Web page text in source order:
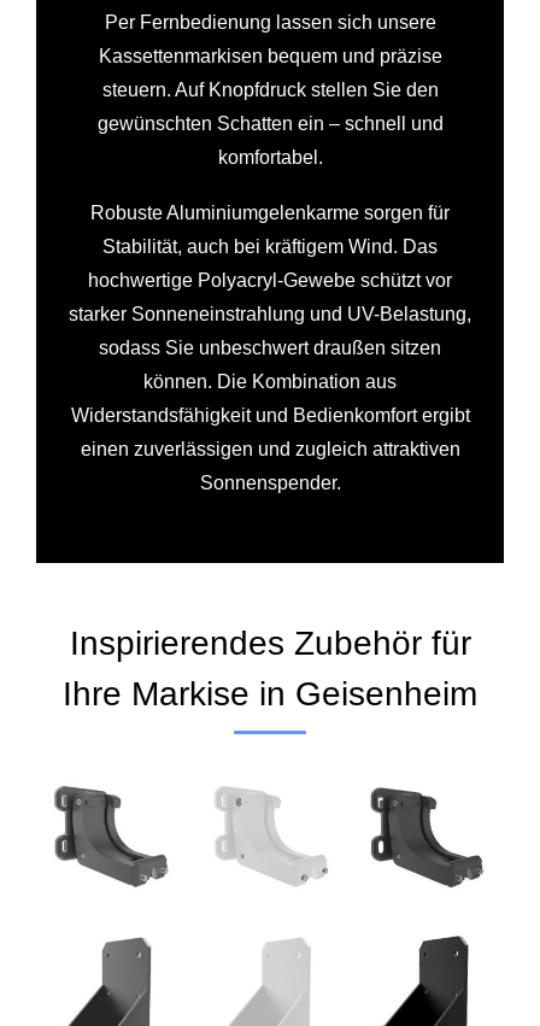
Per Fernbedienung lassen sich unsere
Kassettenmarkisen bequem und präzise
steuern. Auf Knopfdruck stellen Sie den
gewünschten Schatten ein – schnell und
komfortabel.
Robuste Aluminiumgelenkarme sorgen für
Stabilität, auch bei kräftigem Wind. Das
hochwertige Polyacryl-Gewebe schützt vor
starker Sonneneinstrahlung und UV-Belastung,
sodass Sie unbeschwert draußen sitzen
können. Die Kombination aus
Widerstandsfähigkeit und Bedienkomfort ergibt
einen zuverlässigen und zugleich attraktiven
Sonnenspender.
Inspirierendes Zubehör für
Ihre Markise in Geisenheim